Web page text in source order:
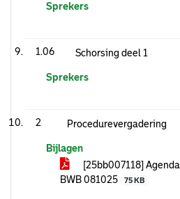
Sprekers
1.06 Schorsing deel 1
Sprekers
2 Procedurevergadering
Bijlagen
[25bb007118]
BWB 081025
75 KB